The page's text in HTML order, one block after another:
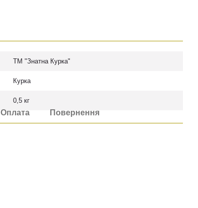
ТМ "Знатна Курка"
Курка
0,5 кг
Оплата Повернення